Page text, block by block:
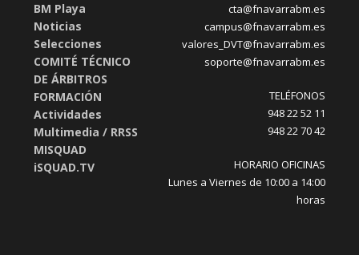
BM Playa
Noticias
Selecciones
COMITÉ TÉCNICO
DE ÁRBITROS
FORMACIÓN
Actividades
Multimedia / RRSS
MISQUAD
iSQUAD.TV
cta@fnavarrabm.es
campus@fnavarrabm.es
valores_DVT@fnavarrabm.es
soporte@fnavarrabm.es
TELÉFONOS
948 22 52 11
948 22 70 42
HORARIO OFICINAS
Lunes a Viernes de 10:00 a 14:00
horas